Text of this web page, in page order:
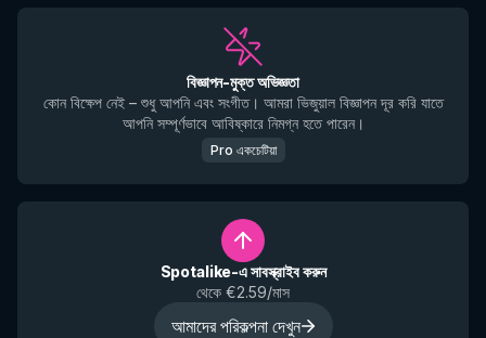
বিজ্ঞাপন-মুক্ত অভিজ্ঞতা
কোন বিক্ষেপ নেই – শুধু আপনি এবং সংগীত। আমরা ভিজুয়াল বিজ্ঞাপন দূর করি যাতে
আপনি সম্পূর্ণভাবে আবিষ্কারে নিমগ্ন হতে পারেন।
Pro একচেটিয়া
Spotalike-এ সাবস্ক্রাইব করুন
থেকে €2.59/মাস
আমাদের পরিকল্পনা দেখুন